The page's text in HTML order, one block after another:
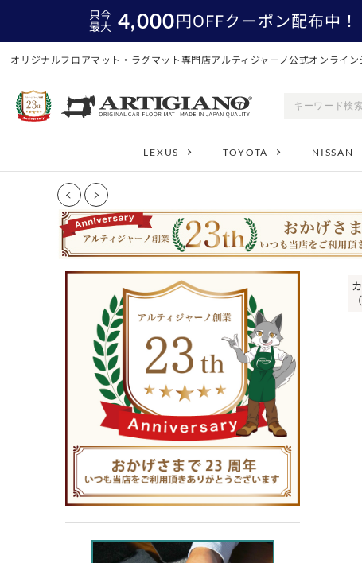
只今
最大 4,000円OFFクーポン配布中！
オリジナルフロアマット・ラグマット専門店アルティジャーノ公式オンライン
LEXUS TOYOTA NISSAN